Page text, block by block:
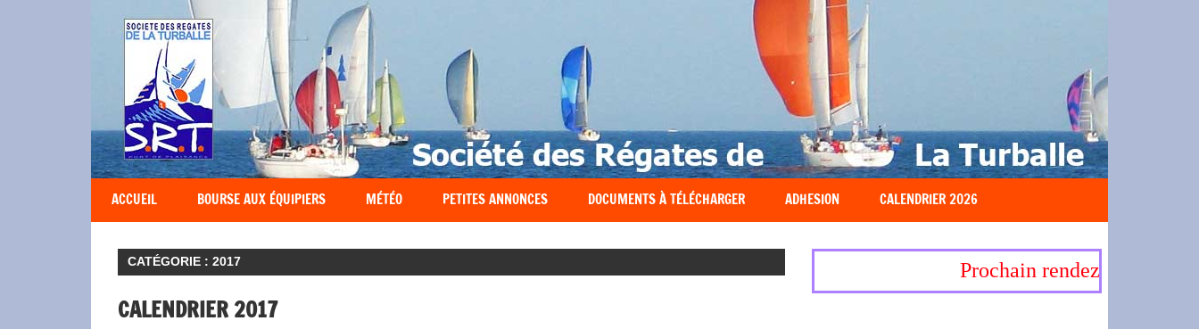
Société
des
Régates
Turballaises
ACCUEIL BOURSE AUX ÉQUIPIERS MÉTÉO PETITES ANNONCES DOCUMENTS À TÉLÉCHARGER ADHESION CALENDRIER 2026
CATÉGORIE :2017
CALENDRIER 2017
Prochain rendez-vous, 19-